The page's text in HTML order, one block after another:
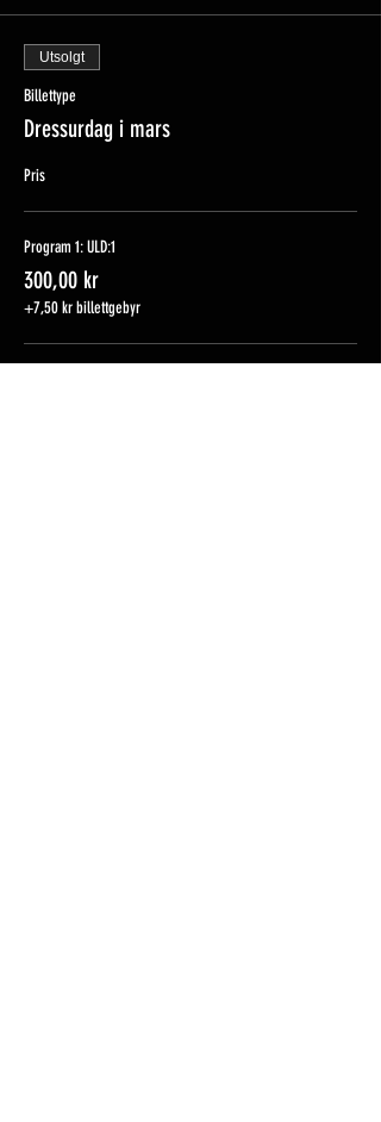
Utsolgt
Billettype
Dressurdag i mars
Pris
Program 1: ULD:1
300,00 kr
+7,50 kr billettgebyr